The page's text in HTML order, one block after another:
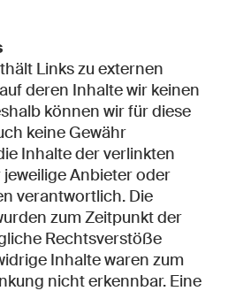
Links zu externen
deren Inhalte wir keinen
können wir für diese
keine Gewähr
Inhalte der verlinkten
Anbieter oder
verantwortlich. Die
zum Zeitpunkt der
Rechtsverstöße
Inhalte waren zum
nicht erkennbar. Eine